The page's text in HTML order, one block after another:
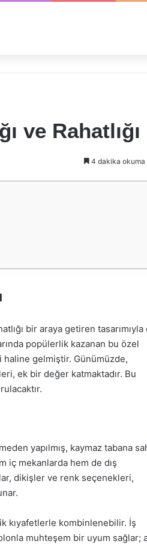
ve Rahatlığı
4 dakika okuma
bir araya getiren tasarımıyla
popülerlik kazanan bu özel
haline gelmiştir. Günümüzde,
ek bir değer katmaktadır. Bu
yapılmış, kaymaz tabana
iç mekanlarda hem de dış
dikişler ve renk seçenekleri,
kıyafetlerle kombinlenebilir. İş
muhteşem bir uyum sağlar;